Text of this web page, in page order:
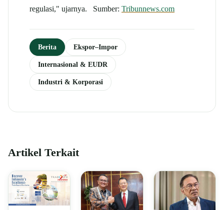
regulasi," ujarnya. Sumber: Tribunnews.com
Berita Ekspor–Impor
Internasional & EUDR
Industri & Korporasi
Artikel Terkait